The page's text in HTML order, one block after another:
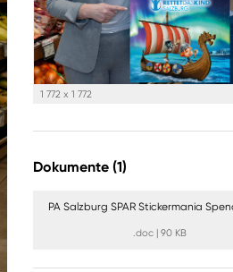
1 772 x 1 772
Dokumente (1)
PA Salzburg SPAR Stickermania
.doc| 90 KB